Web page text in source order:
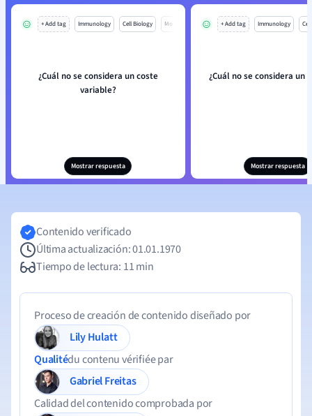
+ Add tag Immunology Cell Biology Mo
¿Cuál no se considera un coste
variable?
Mostrar respuesta
+ Add tag Immunology
¿Cuál no se considera un
Mostrar respuesta
Contenido verificado
Última actualización: 01.01.1970
Tiempo de lectura: 11 min
Proceso de creación de contenido diseñado por
Lily Hulatt
Qualitédu contenu vérifiée par
Gabriel Freitas
Calidad del contenido comprobada por